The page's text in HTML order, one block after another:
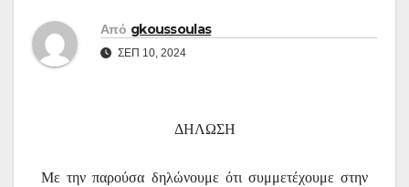
Από gkoussoulas
ΣΕΠ 10, 2024
ΔΗΛΩΣΗ
Με την παρούσα δηλώνουμε ότι συμμετέχουμε στην